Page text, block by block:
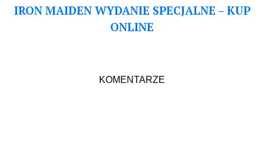
IRON MAIDEN WYDANIE SPECJALNE – KUP
ONLINE
KOMENTARZE